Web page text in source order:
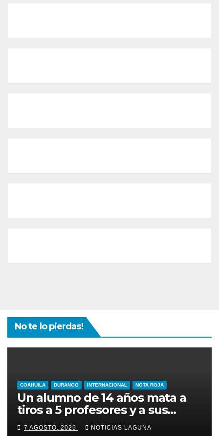
No te lo pierdas!
COAHUILA DURANGO INTERNACIONAL NOTA ROJA
Un alumno de 14 años mata a
tiros a 5 profesores y a sus
abuelos en Tailandia
7 AGOSTO, 2026 NOTICIAS LAGUNA